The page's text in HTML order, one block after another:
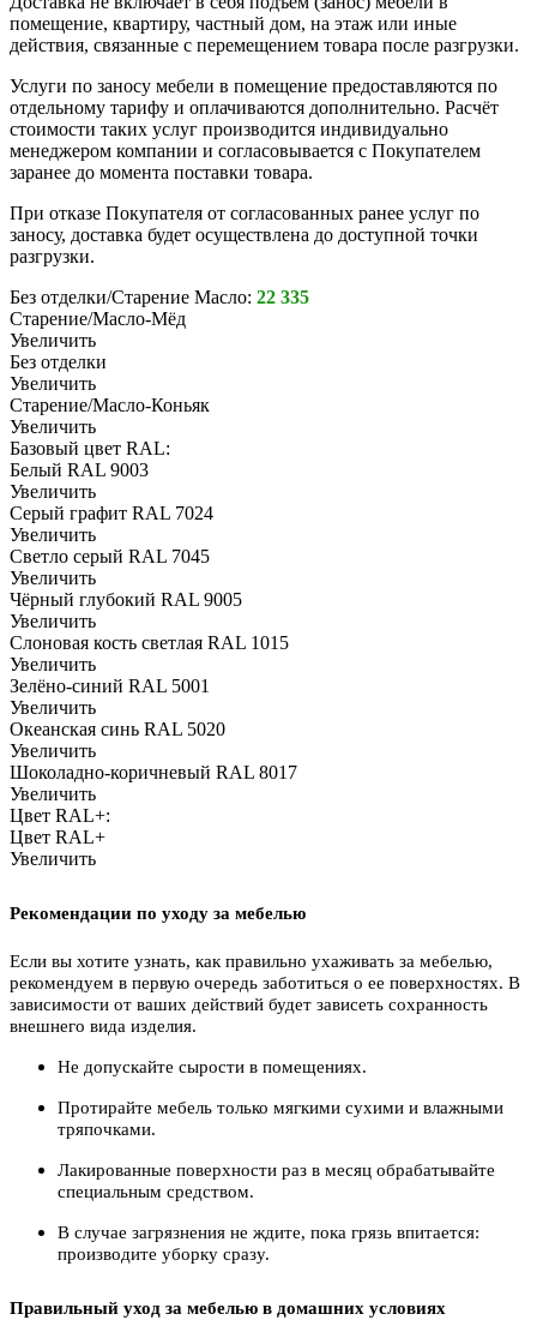
помещение, квартиру, частный дом, на этаж или иные
действия, связанные с перемещением товара после разгрузки.
Услуги по заносу мебели в помещение предоставляются по
отдельному тарифу и оплачиваются дополнительно. Расчёт
стоимости таких услуг производится индивидуально
менеджером компании и согласовывается с Покупателем
заранее до момента поставки товара.
При отказе Покупателя от согласованных ранее услуг по
заносу, доставка будет осуществлена до доступной точки
разгрузки.
Без отделки/Старение Масло: 22 335
Старение/Масло-Мёд
Увеличить
Без отделки
Увеличить
Старение/Масло-Коньяк
Увеличить
Базовый цвет RAL:
Белый RAL 9003
Увеличить
Серый графит RAL 7024
Увеличить
Светло серый RAL 7045
Увеличить
Чёрный глубокий RAL 9005
Увеличить
Слоновая кость светлая RAL 1015
Увеличить
Зелёно-синий RAL 5001
Увеличить
Океанская синь RAL 5020
Увеличить
Шоколадно-коричневый RAL 8017
Увеличить
Цвет RAL+:
Цвет RAL+
Увеличить
Рекомендации по уходу за мебелью
Если вы хотите узнать, как правильно ухаживать за мебелью,
рекомендуем в первую очередь заботиться о ее поверхностях. В
зависимости от ваших действий будет зависеть сохранность
внешнего вида изделия.
Не допускайте сырости в помещениях.
Протирайте мебель только мягкими сухими и влажными
тряпочками.
Лакированные поверхности раз в месяц обрабатывайте
специальным средством.
В случае загрязнения не ждите, пока грязь впитается:
производите уборку сразу.
Правильный уход за мебелью в домашних условиях